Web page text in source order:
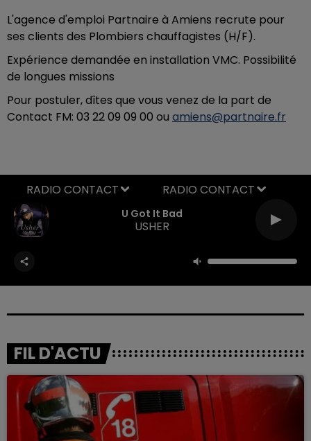
L'agence d'emploi Partnaire à Amiens recrute pour
ses clients des Plombiers chauffagistes (H/F).
Expérience demandée en installation VMC. Possibilité
de longues missions
Pour postuler, dîtes que vous venez de la part de
Contact FM: 03 22 09 09 00 ou amiens@partnaire.fr
U Got It Bad
USHER
RADIO CONTACT
FIL D'ACTU